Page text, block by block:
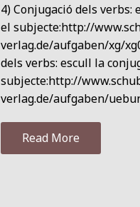
4) Conjugació dels verbs:
el subjecte:http://
verlag.de/aufgaben/xg/
dels verbs: escull la
subjecte:http://
verlag.de/aufgaben/
Read More